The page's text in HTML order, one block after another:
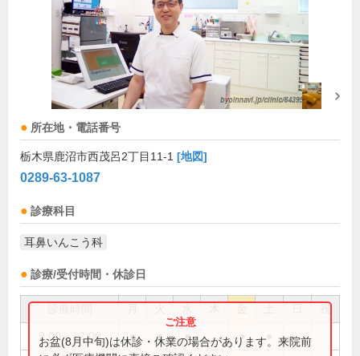
所在地・電話番号
栃木県鹿沼市西茂呂2丁目11-1 [地図]
0289-63-1087
診療科目
耳鼻いんこう科
診療/受付時間・休診日
祝
9:00～12:00 ● ● ● ●
お盆(8月中旬)は休診・休業の場合があります。来院前